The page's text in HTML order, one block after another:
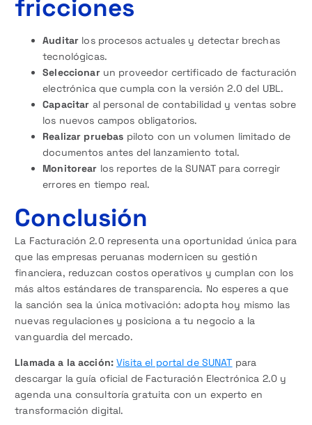
fricciones
Auditar los procesos actuales y detectar brechas
tecnológicas.
Seleccionarun proveedor certificado de facturación
electrónica que cumpla con la versión 2.0 del UBL.
Capacitar al personal de contabilidad y ventas sobre
los nuevos campos obligatorios.
Realizar pruebas piloto con un volumen limitado de
documentos antes del lanzamiento total.
Monitorear los reportes de la SUNAT para corregir
errores en tiempo real.
Conclusión
La Facturación 2.0 representa una oportunidad única para
que las empresas peruanas modernicen su gestión
financiera, reduzcan costos operativos y cumplan con los
más altos estándares de transparencia. No esperes a que
la sanción sea la única motivación: adopta hoy mismo las
nuevas regulaciones y posiciona a tu negocio a la
vanguardia del mercado.
Llamada a la acción: Visita el portal de SUNAT para
descargar la guía oficial de Facturación Electrónica 2.0 y
agenda una consultoría gratuita con un experto en
transformación digital.